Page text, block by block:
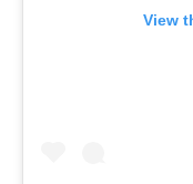
View